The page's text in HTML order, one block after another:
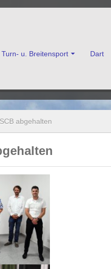
Turn- u. Breitensport Dart
abgehalten